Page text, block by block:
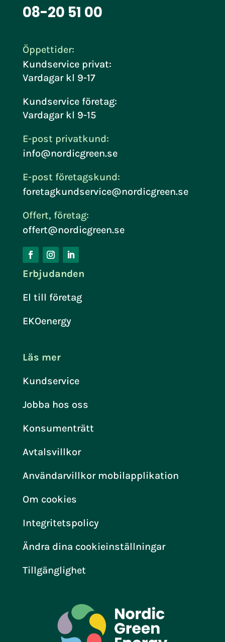
08-20 51 00
Öppettider:
Kundservice privat:
Vardagar kl 9-17
Kundservice företag:
Vardagar kl 9-15
E-post privatkund:
info@nordicgreen.se
E-post företagskund:
foretagkundservice@nordicgreen.se
Offert, företag:
offert@nordicgreen.se
Erbjudanden
El till företag
EKOenergy
Läs mer
Kundservice
Jobba hos oss
Konsumenträtt
Avtalsvillkor
Användarvillkor mobilapplikation
Om cookies
Integritetspolicy
Ändra dina cookieinställningar
Tillgänglighet